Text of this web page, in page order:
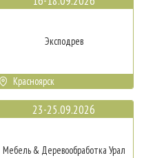
Эксподрев
Красноярск
23-25.09.2026
Мебель & Деревообработка Урал